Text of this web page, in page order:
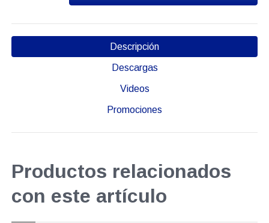
Descripción
Descargas
Videos
Promociones
Productos relacionados
con este artículo